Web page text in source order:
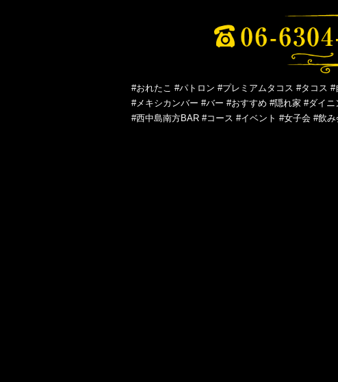
#おれたこ #パトロン #プレミアムタコス #タコス
#メキシカンバー #バー #おすすめ #隠れ家 #ダイ
#西中島南方BAR #コース #イベント #女子会 #飲